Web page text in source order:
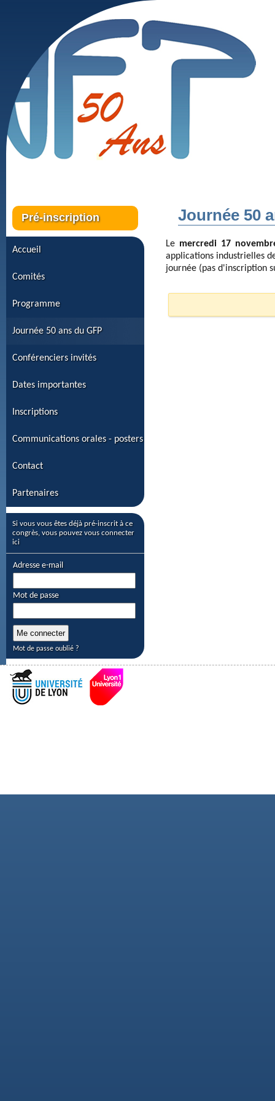
Pré-inscription
Accueil
Comités
Programme
Journée 50 ans du GFP
Conférenciers invités
Dates importantes
Inscriptions
Communications orales - posters
Contact
Partenaires
Si vous vous êtes déjà pré-inscrit à ce
congrès, vous pouvez vous connecter
ici
Mot de passe oublié ?
Adresse e-mail
Mot de passe
Journée 50
Le mercredi 17
applications industrielles
journée (pas d'inscription